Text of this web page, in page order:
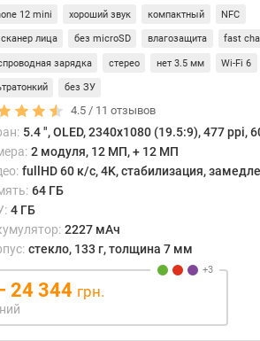
12 mini хороший звук компактный NFC
лица без microSD влагозащита fast
зарядка стерео нет 3.5 мм Wi-Fi 6
без ЗУ
4.5 / 11 отзывов
5.4 ", OLED, 2340x1080 (19.5:9), 477 ppi,
2 модуля, 12 МП, + 12 МП
fullHD 60 к/с, 4K, стабилизация,
64 ГБ
4 ГБ
2227 мАч
стекло, 133 г, толщина 7 мм
24 344 грн.